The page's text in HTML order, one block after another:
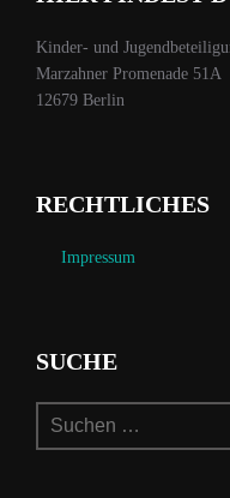
Kinder- und
Marzahner Promenade 51A
12679 Berlin
RECHTLICHES
Impressum
SUCHE
Suchen